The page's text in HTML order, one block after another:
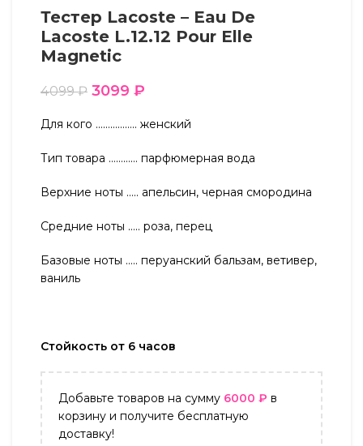
Тестер Lacoste – Eau De
Lacoste L.12.12 Pour Elle
Magnetic
4099₽ 3099 ₽
Для кого …………….. женский
Тип товара ………… парфюмерная вода
Верхние ноты ….. апельсин, черная смородина
Средние ноты ….. роза, перец
Базовые ноты ….. перуанский бальзам, ветивер,
ваниль
Стойкость от 6 часов
Добавьте товаров на сумму 6000 ₽ в
корзину и получите бесплатную
доставку!